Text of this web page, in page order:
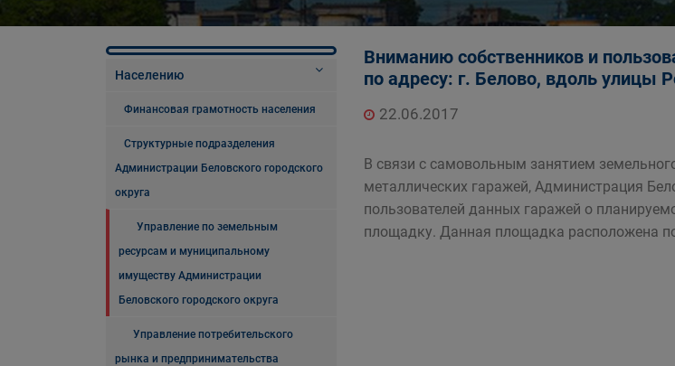
Населению
Финансовая грамотность населения
Структурные подразделения
Администрации Беловского городского
округа
Управление по земельным
ресурсам и муниципальному
имуществу Администрации
Беловского городского округа
Управление потребительского
рынка и предпринимательства
Вниманию собственников и
по адресу: г. Белово, вдоль улицы
22.06.2017
В связи с самовольным занятием
металлических гаражей, Администрация
пользователей данных гаражей о
площадку. Данная площадка расположена